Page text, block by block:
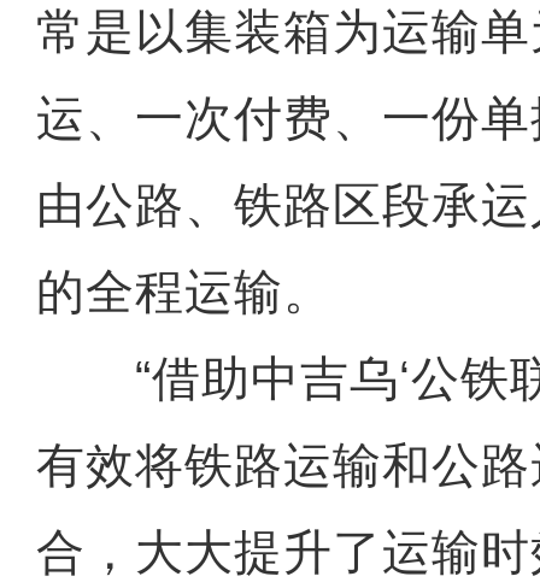
常是以集装箱为运输
运、一次付费、一份
由公路、铁路区段承
的全程运输。
“借助中吉乌‘公铁
有效将铁路运输和公
合，大大提升了运输